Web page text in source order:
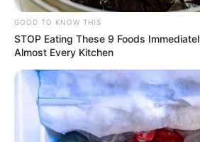
2094
GOOD TO KNOW THIS
STOP Eating These 9 Foods
Almost Every Kitchen